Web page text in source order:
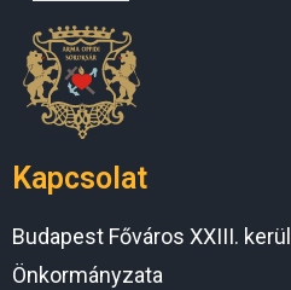
Kapcsolat
Budapest Főváros XXIII.
Önkormányzata